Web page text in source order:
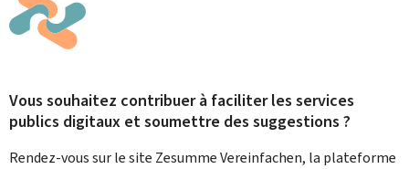
Vous souhaitez contribuer à faciliter les services
publics digitaux et soumettre des suggestions ?
Rendez-vous sur le site Zesumme Vereinfachen, la plateforme